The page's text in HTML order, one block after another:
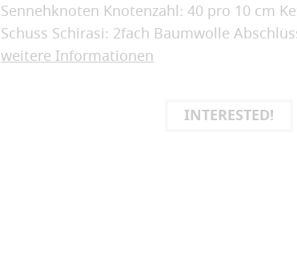
Sennehknoten Knotenzahl: 40 pro 10 cm
Schuss Schirasi: 2fach Baumwolle
weitere Informationen
INTERESTED!